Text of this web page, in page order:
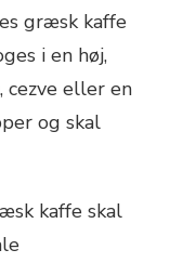
græsk kaffe
i en høj,
cezve eller en
og skal
kaffe skal